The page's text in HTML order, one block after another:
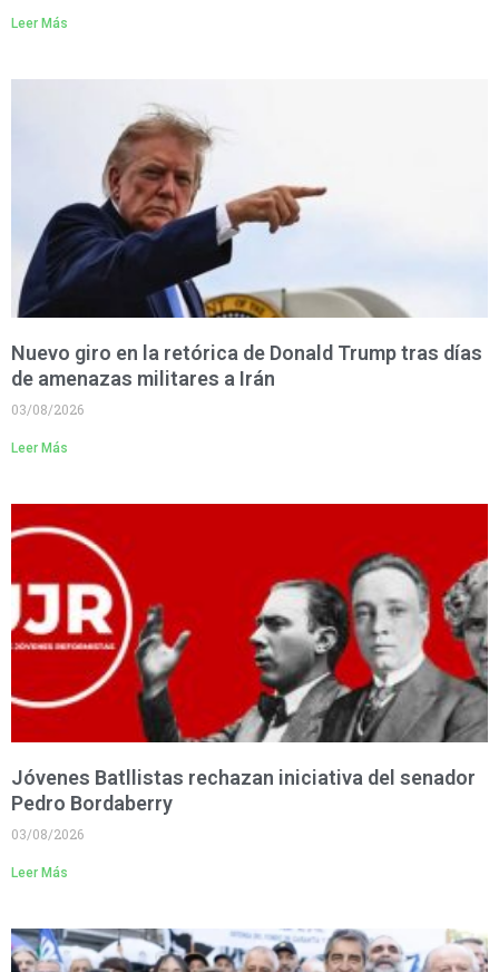
Leer Más
Nuevo giro en la retórica de Donald Trump tras días
de amenazas militares a Irán
03/08/2026
Leer Más
Jóvenes Batllistas rechazan iniciativa del senador
Pedro Bordaberry
03/08/2026
Leer Más